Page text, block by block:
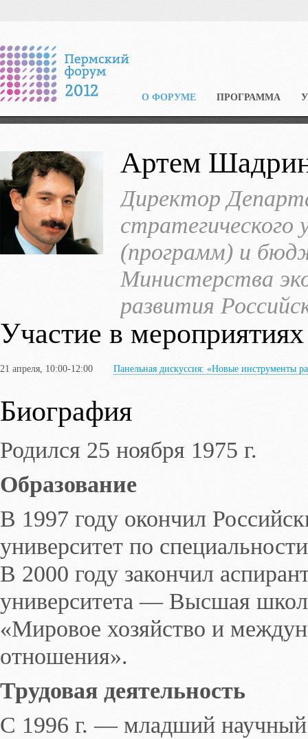
О ФОРУМЕ ПРОГРАММА
Артем
Директор
стратегического
(программ) и
Министерства
развития
Участие в
21 апреля, 10:00-12:00 Панельная дискуссия: «Новые инструменты
Биография
Родился 25 ноября 1975 г.
Образование
В 1997 году окончил
университет по
В 2000 году закончил
университета — Высшая
«Мировое хозяйство и
отношения».
Трудовая деятельность
С 1996 г. — младший научный